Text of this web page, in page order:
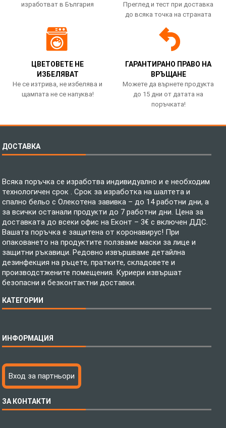
изработват в България
Преглед и тест при доставка
до всяка точка на страната
ЦВЕТОВЕТЕ НЕ
ИЗБЕЛЯВАТ
Не се изтрива, не избелява и
щампата не се напуква!
ГАРАНТИРАНО ПРАВО НА
ВРЪЩАНЕ
Можете да върнете продукта
до 15 дни от датата на
поръчката!
ДОСТАВКА
Всяка поръчка се изработва индивидуално и е необходим
технологичен срок . Срок за изработка на шалтета и
спално бельо с Олекотена завивка – до 14 работни дни, а
за всички останали продукти до 7 работни дни. Цена за
доставката до всеки офис на Еконт – 3€ с включен ДДС.
Вашата поръчка е защитена от коронавирус! При
опаковането на продуктите ползваме маски за лице и
защитни ръкавици. Редовно извършваме детайлна
дезинфекция на ръцете, пратките, складовете и
производстжените помещения. Куриери извършат
безопасни и безконтактни доставки.
КАТЕГОРИИ
Бебешки спални комплекти
Тениски с пълноцветен печат
Хавлиени кърпи
Пончо за водни спортове
ИНФОРМАЦИЯ
Технология на печатане
Файлове за печат
Как да поръчам?
Вход за партньори
ЗА КОНТАКТИ